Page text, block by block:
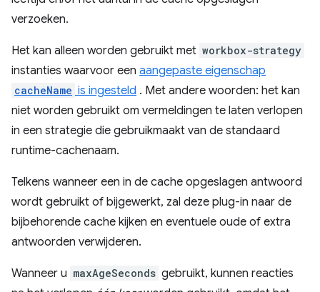
verzoeken.
Het kan alleen worden gebruikt met workbox-strategy
instanties waarvoor een aangepaste eigenschap
cacheName is ingesteld . Met andere woorden: het kan
niet worden gebruikt om vermeldingen te laten verlopen
in een strategie die gebruikmaakt van de standaard
runtime-cachenaam.
Telkens wanneer een in de cache opgeslagen antwoord
wordt gebruikt of bijgewerkt, zal deze plug-in naar de
bijbehorende cache kijken en eventuele oude of extra
antwoorden verwijderen.
Wanneer u maxAgeSeconds gebruikt, kunnen reacties